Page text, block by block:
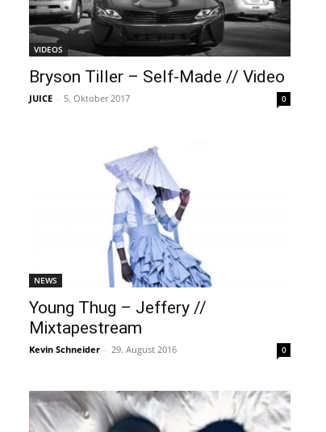
VIDEOS
Bryson Tiller – Self-Made // Video
JUICE - 5. Oktober 2017 0
NEWS
Young Thug – Jeffery //
Mixtapestream
Kevin Schneider - 29. August 2016 0